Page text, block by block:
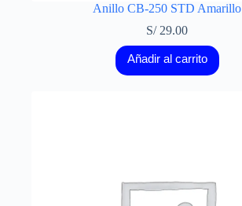
Anillo CB-250 STD Amarillo
S/29.00
Añadir al carrito